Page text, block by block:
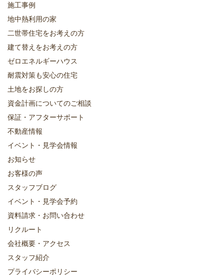
施工事例
地中熱利用の家
二世帯住宅をお考えの方
建て替えをお考えの方
ゼロエネルギーハウス
耐震対策も安心の住宅
土地をお探しの方
資金計画についてのご相談
保証・アフターサポート
不動産情報
イベント・見学会情報
お知らせ
お客様の声
スタッフブログ
イベント・見学会予約
資料請求・お問い合わせ
リクルート
会社概要・アクセス
スタッフ紹介
プライバシーポリシー